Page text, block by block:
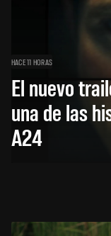
HACE 11 HORAS
El nuevo
una de las
A24